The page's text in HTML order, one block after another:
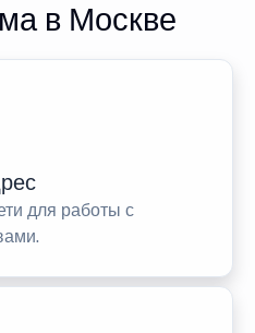
в Москве
для работы с